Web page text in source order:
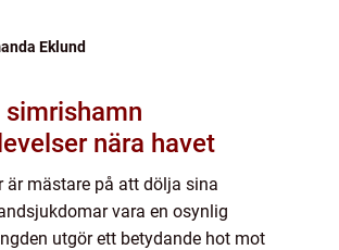
Eklund
simrishamn
nära havet
är mästare på att dölja sina
vara en osynlig
utgör ett betydande hot mot